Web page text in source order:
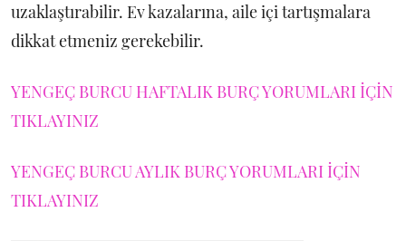
uzaklaştırabilir. Ev kazalarına, aile içi tartışmalara
dikkat etmeniz gerekebilir.
YENGEÇ BURCU HAFTALIK BURÇ YORUMLARI İÇİN
TIKLAYINIZ
YENGEÇ BURCU AYLIK BURÇ YORUMLARI İÇİN
TIKLAYINIZ